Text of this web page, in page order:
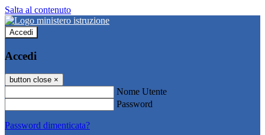
Salta al contenuto
Accedi
Accedi
button close ×
Nome Utente
Password
Password dimenticata?